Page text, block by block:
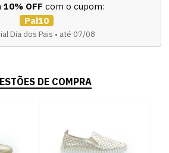
10% OFF com o cupom:
Pai10
Dia dos Pais • até 07/08
DE COMPRA